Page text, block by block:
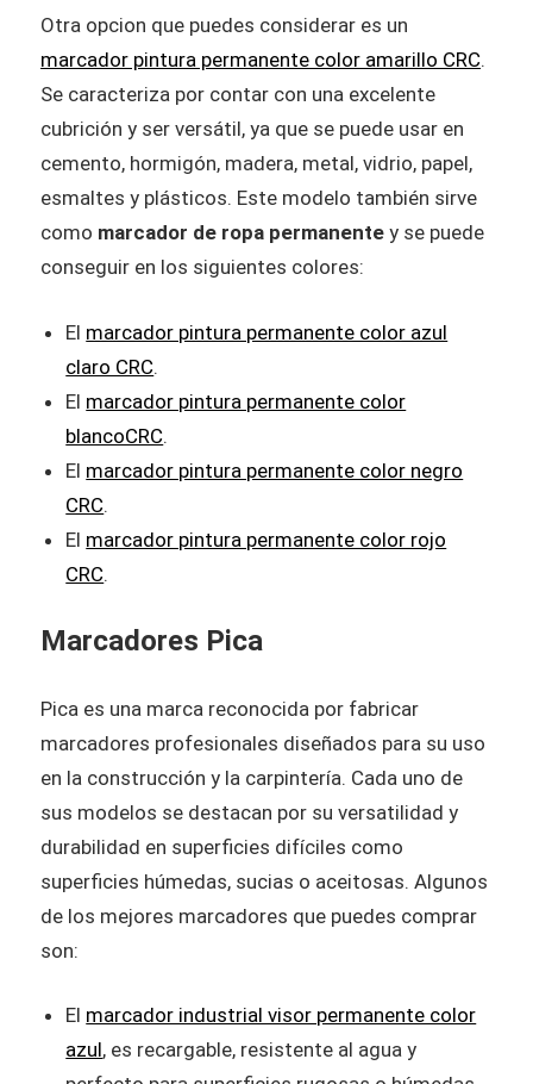
Otra opcion que puedes considerar es un
marcador pintura permanente color amarillo CRC.
Se caracteriza por contar con una excelente
cubrición y ser versátil, ya que se puede usar en
cemento, hormigón, madera, metal, vidrio, papel,
esmaltes y plásticos. Este modelo también sirve
como marcador de ropa permanente​ y se puede
conseguir en los siguientes colores:
El marcador pintura permanente color azul
claro CRC.
El marcador pintura permanente color
blancoCRC.
El marcador pintura permanente color negro
CRC.
El marcador pintura permanente color rojo
CRC.
Marcadores Pica
Pica es una marca reconocida por fabricar
marcadores profesionales diseñados para su uso
en la construcción y la carpintería. Cada uno de
sus modelos se destacan por su versatilidad y
durabilidad en superficies difíciles como
superficies húmedas, sucias o aceitosas. Algunos
de los mejores marcadores que puedes comprar
son:
El marcador industrial visor permanente color
azul, es recargable, resistente al agua y